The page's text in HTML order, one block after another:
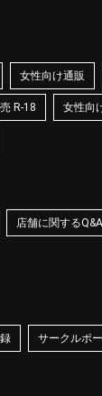
女性向け通販
R-18 女性向
店舗に関するQ&A
サークルポ